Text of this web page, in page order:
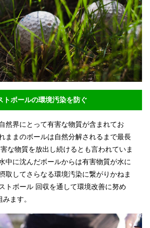
トボールの環境汚染を防ぐ
然界にとって有害な物質が含まれてお
ままのボールは自然分解されるまで最長
な物質を放出し続けるとも言われていま
中に沈んだボールからは有害物質が水に
取してさらなる環境汚染に繋がりかねま
トボール 回収を通して環境改善に努め
ます。